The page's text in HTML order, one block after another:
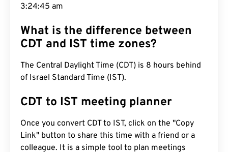
3:24:46 am
What is the difference between
CDT and IST time zones?
The Central Daylight Time (CDT) is 8 hours behind
of Israel Standard Time (IST).
CDT to IST meeting planner
Once you convert CDT to IST, click on the "Copy
Link" button to share this time with a friend or a
colleague. It is a simple tool to plan meetings